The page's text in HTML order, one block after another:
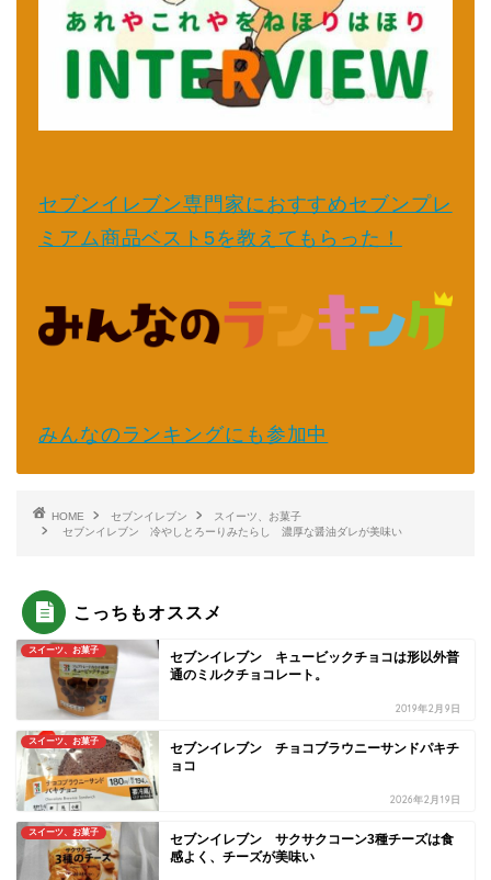
セブンイレブン専門家におすすめセブンプレ
ミアム商品ベスト5を教えてもらった！
みんなのランキングにも参加中
HOME セブンイレブン
スイーツ、お菓子
セブンイレブン 冷やしとろーりみたらし 濃厚な醤油ダレが美味い
こっちもオススメ
スイーツ、お菓子
セブンイレブン キュービックチョコは形以外普
通のミルクチョコレート。
2019年2月9日
スイーツ、お菓子
セブンイレブン チョコブラウニーサンドパキチ
ョコ
2026年2月19日
スイーツ、お菓子
セブンイレブン サクサクコーン3種チーズは食
感よく、チーズが美味い